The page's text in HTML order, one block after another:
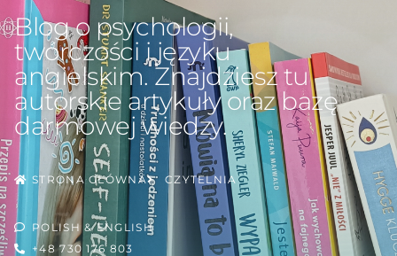
Blog o psychologii,
twórczości i języku
angielskim. Znajdziesz tu
autorskie artykuły oraz bazę
darmowej wiedzy.
STRONA GŁÓWNA CZYTELNIA
POLISH & ENGLISH
+48 730 176 803